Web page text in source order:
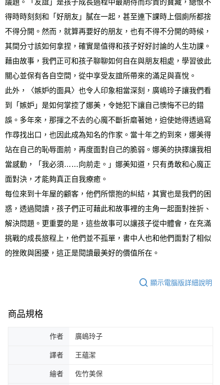
議題。「友誼」是孩子成長過程中最期待而珍貴的寶藏，總恨不
得時時刻刻和「好朋友」膩在一起，甚至連下課時上個廁所都捨
不得分開。然而，就算再要好的朋友，也有不得不分開的時候，
其間分寸該如何拿捏，確實是值得和孩子好好討論的人生功課。
藉由故事，我們正可和孩子聊聊如何自在與朋友相處，學習彼此
關心並保有各自空間，從中享受友誼所帶來的滿足與喜悅。
此外，〈嫉妒的面具〉也令人印象相當深刻，廣嶋玲子讓我們看
到「嫉妒」是如何掌控了娜美，令她犯下讓自己懊悔不已的錯
誤。多年來，那揮之不去的心魔不斷折磨著她，迫使她得透過寫
作尋找出口，也因此成為知名的作家。當十年之約到來，娜美得
站在自己的恥辱面前，再度面對自己的脆弱。娜美的抉擇讓我相
當感動，「我必須……向前走。」娜美知道，只有勇敢和心魔正
面對決，才能夠真正自我療癒。
每位來到十年屋的顧客，他們所懷抱的糾結，其實也是我們的困
惑，透過閱讀，孩子們正可藉此和故事裡的主角一起面對挫折、
解決問題。更重要的是，這些故事可以讓孩子從中體會，在充滿
挑戰的成長旅程上，他們並不孤單，書中人也和他們面對了相似
的挫敗與困擾，這正是閱讀最美好的價值所在。
顯示電腦版詳細說明
商品規格
作者 廣嶋玲子
譯者 王蘊潔
繪者 佐竹美保